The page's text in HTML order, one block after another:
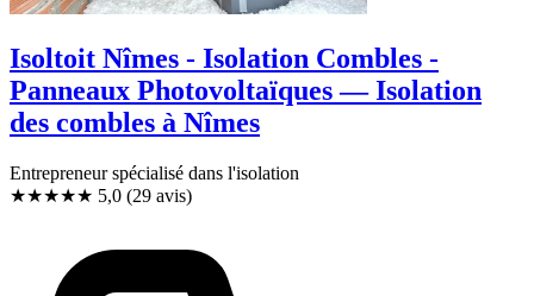
Isoltoit Nîmes - Isolation Combles -
Panneaux Photovoltaïques — Isolation
des combles à Nîmes
Entrepreneur spécialisé dans l'isolation
★★★★★ 5,0 (29 avis)